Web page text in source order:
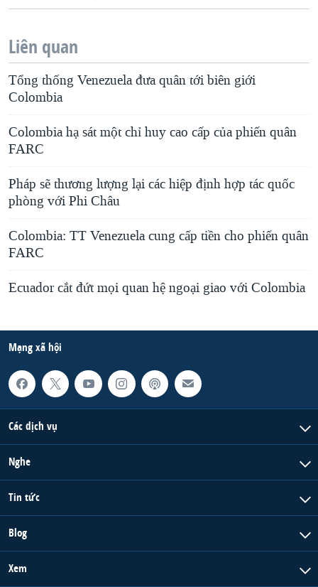
Liên quan
Tổng thống Venezuela đưa quân tới biên giới
Colombia
Colombia hạ sát một chỉ huy cao cấp của phiến quân
FARC
Pháp sẽ thương lượng lại các hiệp định hợp tác quốc
phòng với Phi Châu
Colombia: TT Venezuela cung cấp tiền cho phiến quân
FARC
Ecuador cắt đứt mọi quan hệ ngoại giao với Colombia
Mạng xã hội
Các dịch vụ
Nghe
Tin tức
Blog
Xem